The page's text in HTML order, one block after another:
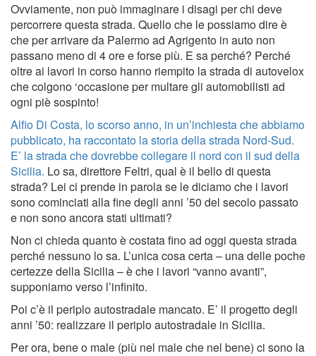
Ovviamente, non può immaginare i disagi per chi deve
percorrere questa strada. Quello che le possiamo dire è
che per arrivare da Palermo ad Agrigento in auto non
passano meno di 4 ore e forse più. E sa perché? Perché
oltre ai lavori in corso hanno riempito la strada di autovelox
che colgono ‘occasione per multare gli automobilisti ad
ogni piè sospinto!
Alfio Di Costa, lo scorso anno, in un’inchiesta che abbiamo
pubblicato, ha raccontato la storia della strada Nord-Sud.
E’ la strada che dovrebbe collegare il nord con il sud della
Sicilia. Lo sa, direttore Feltri, qual è il bello di questa
strada? Lei ci prende in parola se le diciamo che i lavori
sono cominciati alla fine degli anni ’50 del secolo passato
e non sono ancora stati ultimati?
Non ci chieda quanto è costata fino ad oggi questa strada
perché nessuno lo sa. L’unica cosa certa – una delle poche
certezze della Sicilia – è che i lavori “vanno avanti”,
supponiamo verso l’infinito.
Poi c’è il periplo autostradale mancato. E’ il progetto degli
anni ’50: realizzare il periplo autostradale in Sicilia.
Per ora, bene o male (più nel male che nel bene) ci sono la